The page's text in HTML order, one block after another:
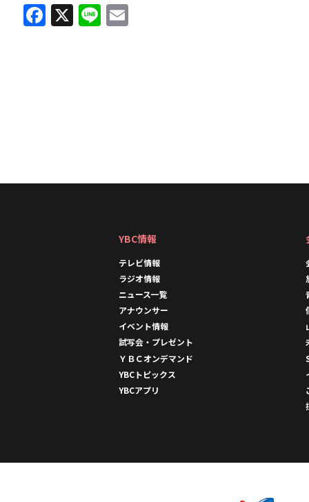
F
a
X Li
n
YBC情報
テレビ情報
ラジオ情報
ニュース一覧
アナウンサー
イベント情報
試写会・プレゼント
ＹＢＣオンデマンド
YBCトピックス
YBCアプリ